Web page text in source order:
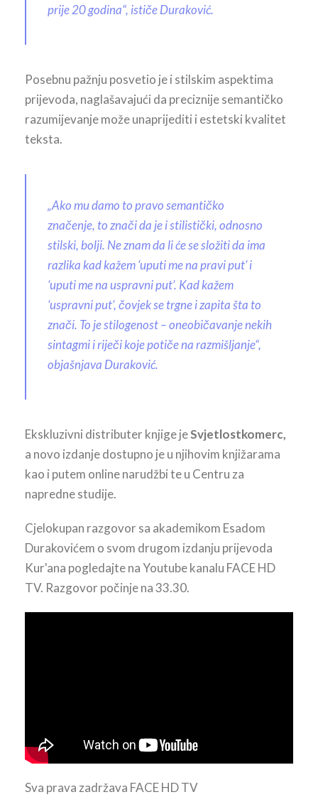
prije 20 godina“, ističe Duraković.
Posebnu pažnju posvetio je i stilskim aspektima
prijevoda, naglašavajući da preciznije semantičko
razumijevanje može unaprijediti i estetski kvalitet
teksta.
„Ako mu damo to pravo semantičko
značenje, to znači da je i stilistički, odnosno
stilski, bolji. Ne znam da li će se složiti da ima
razlika kad kažem ‘uputi me na pravi put’ i
‘uputi me na uspravni put’. Kad kažem
‘uspravni put’, čovjek se trgne i zapita šta to
znači. To je stilogenost – oneobičavanje nekih
sintagmi i riječi koje potiče na razmišljanje“,
objašnjava Duraković.
Ekskluzivni distributer knjige jeSvjetlostkomerc,
a novo izdanje dostupno je u njihovim knjižarama
kao i putem online narudžbi te u Centru za
napredne studije.
Cjelokupan razgovor sa akademikom Esadom
Durakovićem o svom drugom izdanju prijevoda
Kur'ana pogledajte na Youtube kanalu FACE HD
TV. Razgovor počinje na 33.30.
Sva prava zadržava FACE HD TV